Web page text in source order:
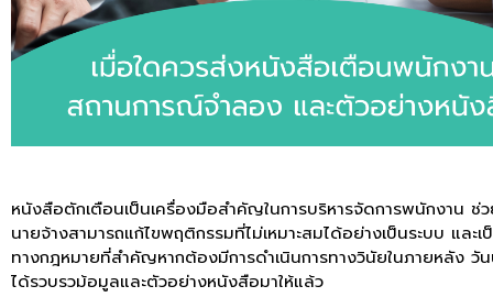
หนังสือตักเตือนเป็นเครื่องมือสำคัญในการบริหารจัดการพนักงาน ช่ว
นายจ้างสามารถแก้ไขพฤติกรรมที่ไม่เหมาะสมได้อย่างเป็นระบบ และ
ทางกฎหมายที่สำคัญหากต้องมีการดำเนินการทางวินัยในภายหลัง วั
ได้รวบรวม้อมูลและตัวอย่างหนังสือมาให้แล้ว